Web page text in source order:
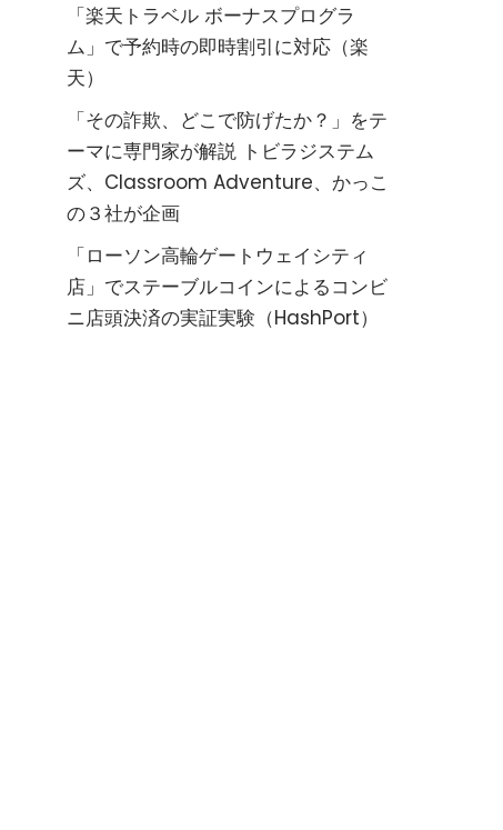
「楽天トラベル ボーナスプログラ
ム」で予約時の即時割引に対応（楽
天）
「その詐欺、どこで防げたか？」をテ
ーマに専門家が解説 トビラジステム
ズ、Classroom Adventure、かっこ
の３社が企画
「ローソン高輪ゲートウェイシティ
店」でステーブルコインによるコンビ
ニ店頭決済の実証実験（HashPort）